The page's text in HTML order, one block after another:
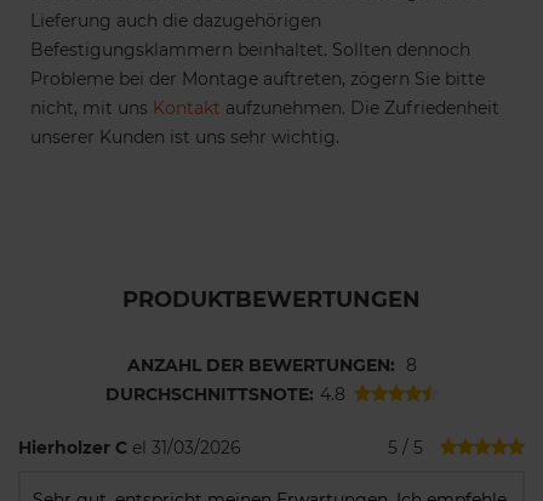
Lieferung auch die dazugehörigen
Befestigungsklammern beinhaltet. Sollten dennoch
Probleme bei der Montage auftreten, zögern Sie bitte
nicht, mit uns Kontakt aufzunehmen. Die Zufriedenheit
unserer Kunden ist uns sehr wichtig.
PRODUKTBEWERTUNGEN
ANZAHL DER BEWERTUNGEN:
8
DURCHSCHNITTSNOTE: 4.8
Hierholzer C el 31/03/2026 5 / 5